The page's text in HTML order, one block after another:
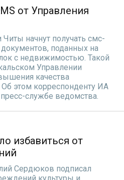
от Управления
начнут получать смс-
поданных на
с недвижимостью. Такой
Управлении
качества
этом корреспонденту ИА
службе ведомства.
избавиться от
Сердюков подписал